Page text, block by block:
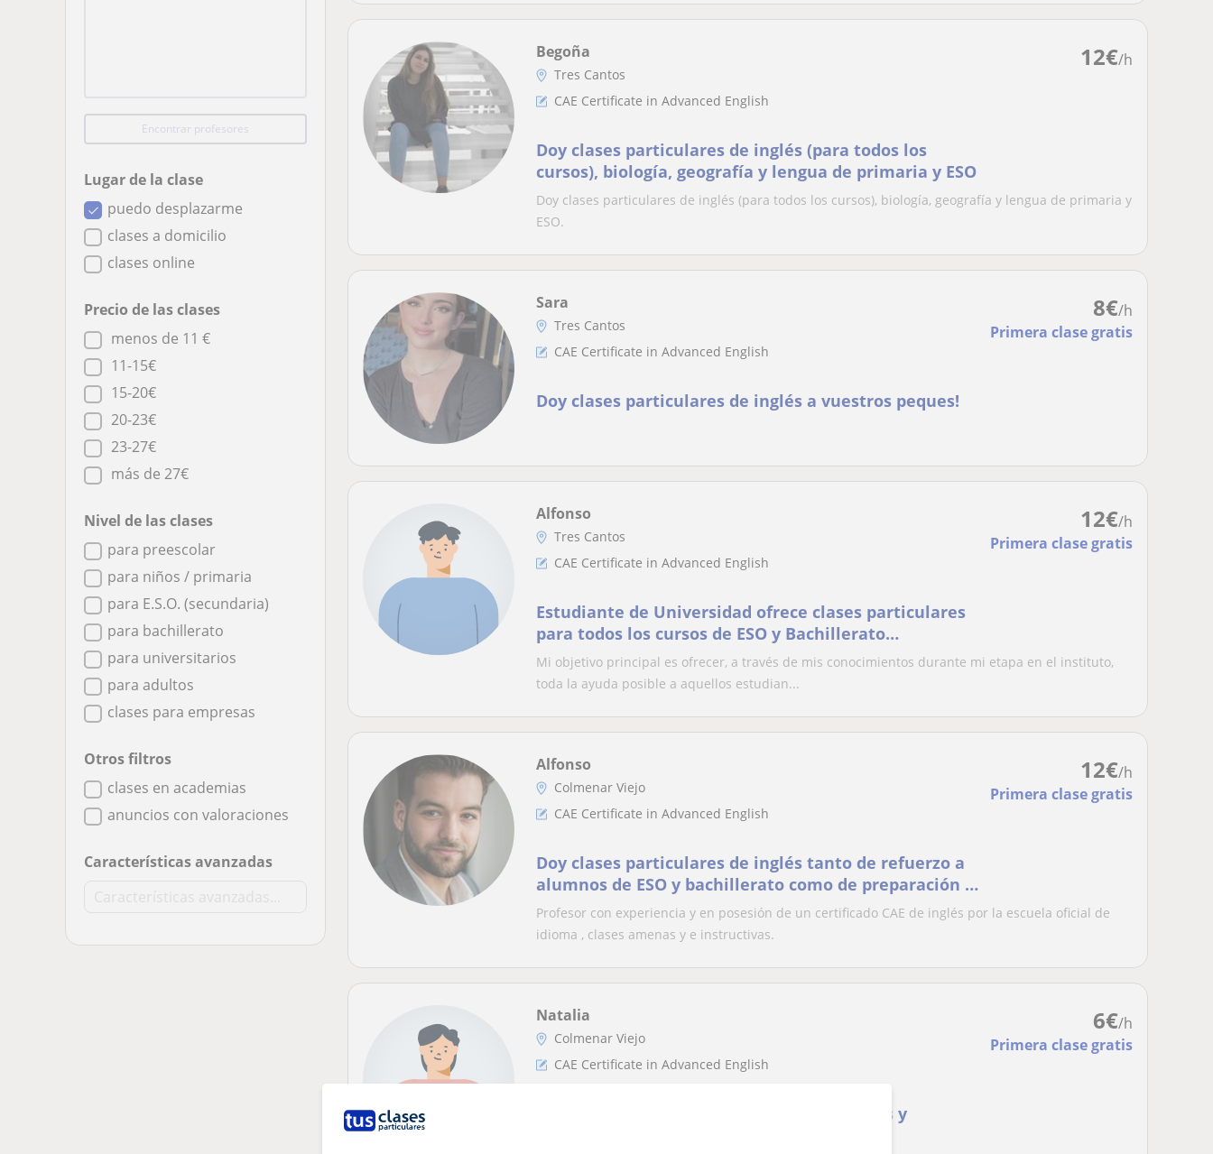
Encontrar profesores
Lugar de la clase
puedo desplazarme
clases a domicilio
clases online
Precio de las clases
menos de 11 €
11-15€
15-20€
20-23€
23-27€
más de 27€
Nivel de las clases
para preescolar
para niños / primaria
para E.S.O. (secundaria)
para bachillerato
para universitarios
para adultos
clases para empresas
Otros filtros
clases en academias
anuncios con valoraciones
Características avanzadas
12€/h
Begoña
Tres Cantos
CAE Certificate in Advanced English
Doy clases particulares de inglés (para todos los
cursos), biología, geografía y lengua de primaria y ESO
Doy clases particulares de inglés (para todos los cursos), biología, geografía y lengua de primaria y
ESO.
8€/h
Primera clase gratis
Sara
Tres Cantos
CAE Certificate in Advanced English
Doy clases particulares de inglés a vuestros peques!
12€/h
Primera clase gratis
Alfonso
Tres Cantos
CAE Certificate in Advanced English
Estudiante de Universidad ofrece clases particulares
para todos los cursos de ESO y Bachillerato
(Bachillerato de Ciencias Sociales)
Mi objetivo principal es ofrecer, a través de mis conocimientos durante mi etapa en el instituto,
toda la ayuda posible a aquellos estudian...
12€/h
Primera clase gratis
Alfonso
Colmenar Viejo
CAE Certificate in Advanced English
Doy clases particulares de inglés tanto de refuerzo a
alumnos de ESO y bachillerato como de preparación al
First o al Advanced
Profesor con experiencia y en posesión de un certificado CAE de inglés por la escuela oficial de
idioma , clases amenas y e instructivas.
6€/h
Primera clase gratis
Natalia
Colmenar Viejo
CAE Certificate in Advanced English
Clases particulares y extraescolares a niños y